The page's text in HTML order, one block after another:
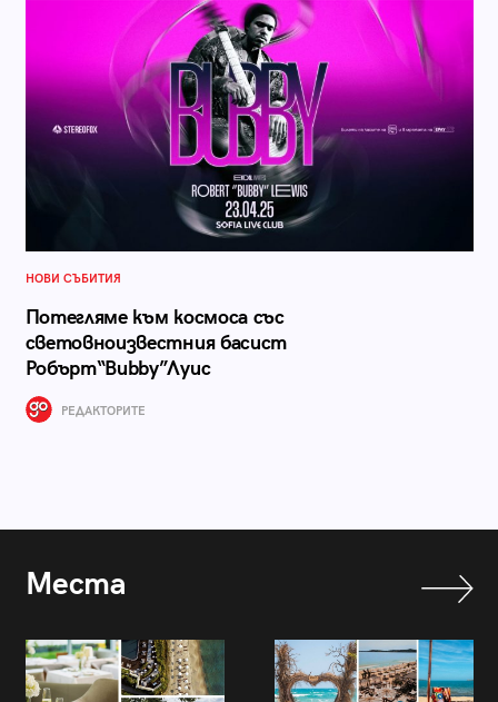
НОВИ СЪБИТИЯ
Потегляме към космоса със
световноизвестния басист
Робърт“Bubby”Луис
РЕДАКТОРИТЕ
Места